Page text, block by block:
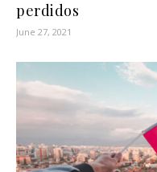
perdidos
June 27, 2021